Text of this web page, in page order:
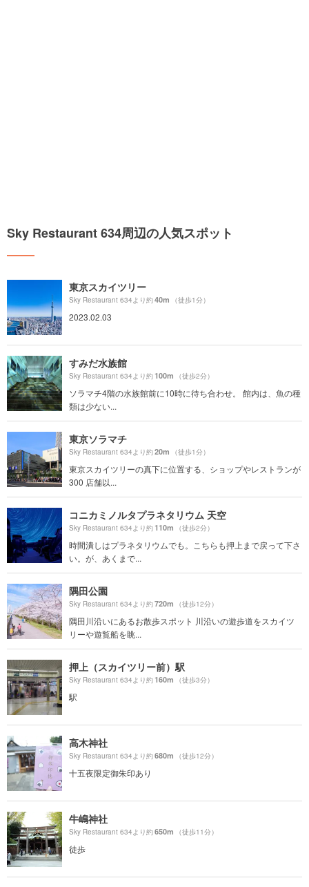
Sky Restaurant 634周辺の人気スポット
東京スカイツリー
Sky Restaurant 634より約40m （徒歩1分）
2023.02.03
すみだ水族館
Sky Restaurant 634より約100m （徒歩2分）
ソラマチ4階の水族館前に10時に待ち合わせ。 館内は、魚の種
類は少ない...
東京ソラマチ
Sky Restaurant 634より約20m （徒歩1分）
東京スカイツリーの真下に位置する、ショップやレストランが
300 店舗以...
コニカミノルタプラネタリウム 天空
Sky Restaurant 634より約110m （徒歩2分）
時間潰しはプラネタリウムでも。こちらも押上まで戻って下さ
い。が、あくまで...
隅田公園
Sky Restaurant 634より約720m （徒歩12分）
隅田川沿いにあるお散歩スポット 川沿いの遊歩道をスカイツ
リーや遊覧船を眺...
押上（スカイツリー前）駅
Sky Restaurant 634より約160m （徒歩3分）
駅
高木神社
Sky Restaurant 634より約680m （徒歩12分）
十五夜限定御朱印あり
牛嶋神社
Sky Restaurant 634より約650m （徒歩11分）
徒歩